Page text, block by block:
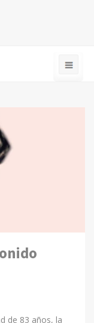
de 83 años, la